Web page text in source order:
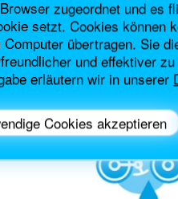
zugeordnet und es
setzt. Cookies können
übertragen. Sie
und effektiver
erläutern wir in unserer
Cookies akzeptieren